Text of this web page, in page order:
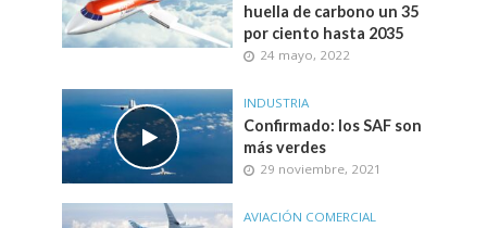
huella de carbono un 35
por ciento hasta 2035
24 mayo, 2022
INDUSTRIA
Confirmado: los SAF son
más verdes
29 noviembre, 2021
AVIACIÓN COMERCIAL